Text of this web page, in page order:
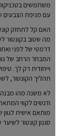
משתמשים בטכניקות
עם מניפת הצבעים של
האם קל לתחזק קונטור
מה שטוב בקונטור
דרמטי של לפני
המבחר הרחב של
וייחודית רק לך.
תהליך הקונטור,
לא משנה מהו מבנה
ודגשים לקווי המתאר
מותאם אישית לגוון
סגנון קונטור לשיער